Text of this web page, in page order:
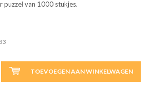
puzzel van 1000 stukjes.
TOEVOEGEN AAN WINKELWAGEN